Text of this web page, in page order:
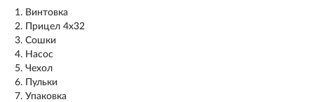
Винтовка
Прицел 4х32
Сошки
Насос
Чехол
Пульки
Упаковка